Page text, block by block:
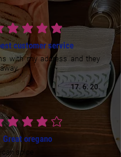
prosječna ocjena je 5 od 5
customer service
with my address and they
17. 6. 20.
prosječna ocjena je 4 od 5
Great oregano
spice